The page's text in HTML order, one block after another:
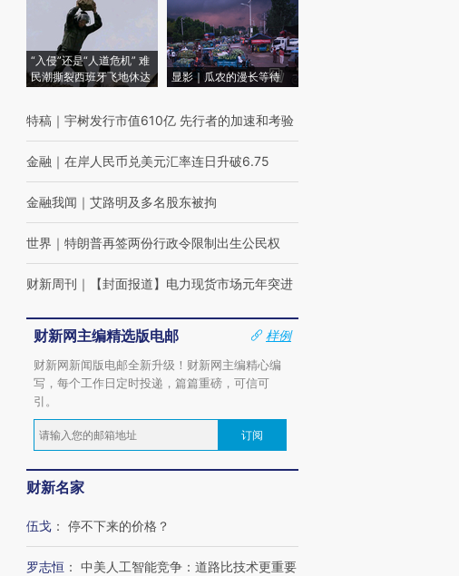
“入侵”还是“人道危机” 难
民潮撕裂西班牙飞地休达
显影｜瓜农的漫长等待
特稿 ｜ 宇树发行市值610亿 先行者的加速和考验
金融 ｜ 在岸人民币兑美元汇率连日升破6.75
金融我闻 ｜ 艾路明及多名股东被拘
世界 ｜ 特朗普再签两份行政令限制出生公民权
财新周刊 ｜ 【封面报道】电力现货市场元年突进
财新网主编精选版电邮
样例
财新网新闻版电邮全新升级！财新网主编精心编
写，每个工作日定时投递，篇篇重磅，可信可
引。
订阅
财新名家
伍戈 ： 停不下来的价格？
罗志恒 ： 中美人工智能竞争：道路比技术更重要